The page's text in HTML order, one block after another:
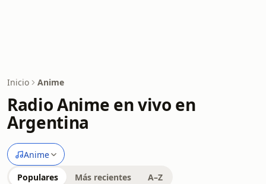
Inicio Anime
Radio Anime en vivo en
Argentina
Anime
Populares Más recientes A–Z